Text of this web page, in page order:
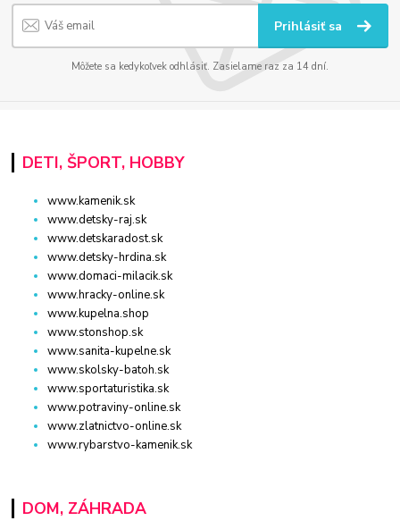
Prihlásiť sa
Môžete sa kedykoľvek odhlásiť. Zasielame raz za 14 dní.
DETI, ŠPORT, HOBBY
www.kamenik.sk
www.detsky-raj.sk
www.detskaradost.sk
www.detsky-hrdina.sk
www.domaci-milacik.sk
www.hracky-online.sk
www.kupelna.shop
www.stonshop.sk
www.sanita-kupelne.sk
www.skolsky-batoh.sk
www.sportaturistika.sk
www.potraviny-online.sk
www.zlatnictvo-online.sk
www.rybarstvo-kamenik.sk
DOM, ZÁHRADA